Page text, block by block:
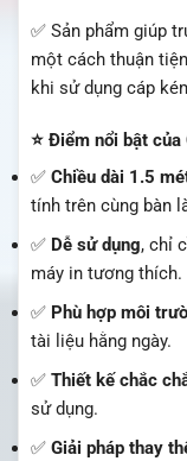
✅ Sản phẩm giúp
một cách thuận
khi sử dụng cáp
⭐ Điểm nổi bật
✅ Chiều dài 1.5
tính trên cùng bàn
✅ Dễ sử dụng, chỉ
máy in tương thích.
✅ Phù hợp môi
tài liệu hằng ngày.
✅ Thiết kế chắc
sử dụng.
✅ Giải pháp thay